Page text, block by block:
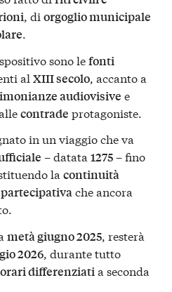
, di orgoglio municipale
.
sono lefonti
al XIII secolo , accanto a
audiovisive e
contrade protagoniste.
in un viaggio che va
– datata 1275– fino
la continuità
partecipativache ancora
metà giugno 2025, resterà
2026, durante tutto
orari differenziatia seconda